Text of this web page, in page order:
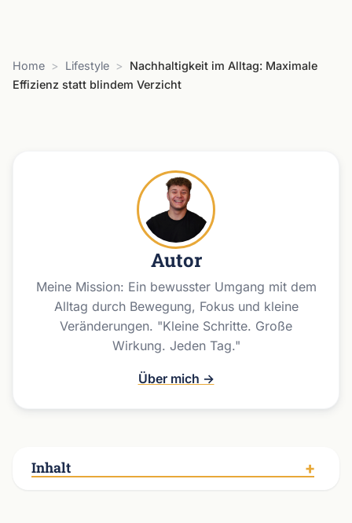
Home > Lifestyle >
Nachhaltigkeit im Alltag: Maximale
Effizienz statt blindem Verzicht
Autor
Meine Mission: Ein bewusster Umgang mit dem
Alltag durch Bewegung, Fokus und kleine
Veränderungen. "Kleine Schritte. Große
Wirkung. Jeden Tag."
Über mich →
Inhalt